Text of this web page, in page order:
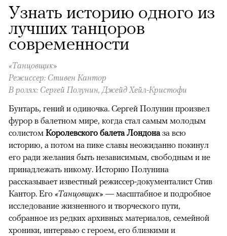
Узнать историю одного из
лучших танцоров
современности
«Танцовщик»
Режиссер: Стивен Кантор
В ролях: Сергей Полунин, Джейд Хейл-Кристофи
Бунтарь, гений и одиночка. Сергей Полунин произвел
фурор в балетном мире, когда стал самым молодым
солистом Королевского балета Лондона за всю
историю, а потом на пике славы неожиданно покинул
его ради желания быть независимым, свободным и не
принадлежать никому. Историю Полунина
рассказывает известный режиссер-документалист Стив
Кантор. Его «Танцовщик» — масштабное и подробное
исследование жизненного и творческого пути,
собранное из редких архивных материалов, семейной
хроники, интервью с героем, его близкими и